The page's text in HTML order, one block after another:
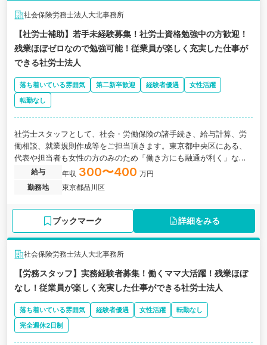
社会保険労務士法人大北事務所
【社労士補助】若手未経験募集！社労士資格勉強中の方歓迎！
残業ほぼゼロなので勉強可能！従業員が楽しく充実した仕事が
できる社労士法人
落ち着いている雰囲気 第二新卒歓迎 経験者優遇
女性活躍
転勤なし
社労士スタッフとして、社会・労働保険の諸手続き、給与計算、労
働相談、就業規則作成等をご担当頂きます。東京都中央区にある、
代表や担当者も女性の方のみのため「働き方にも融通が利く」など
のフレキシブルな相談が可能な社会保険労務士法人の求人です。
給与 年収 300〜400 万円
勤務地
東京都品川区
ブックマーク 詳細をみる
社会保険労務士法人大北事務所
【労務スタッフ】実務経験者募集！働くママ大活躍！残業ほぼ
なし！従業員が楽しく充実した仕事ができる社労士法人
落ち着いている雰囲気 経験者優遇 女性活躍
転勤なし
完全週休2日制